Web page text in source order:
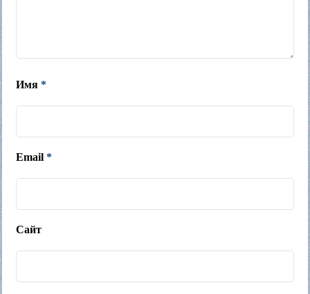
Имя *
Email *
Сайт